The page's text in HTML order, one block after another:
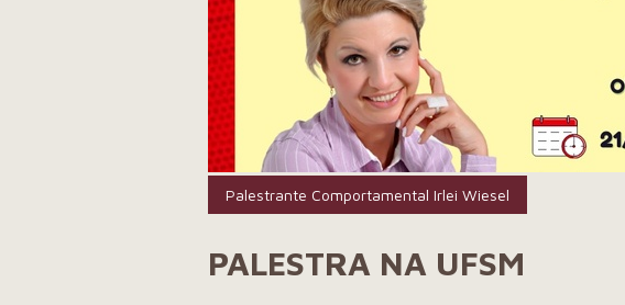
Palestrante Comportamental Irlei Wiesel
PALESTRA NA UFSM